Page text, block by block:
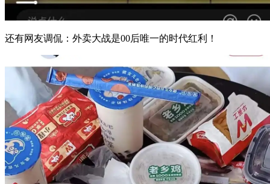
还有网友调侃：外卖大战是00后唯一的时代红利！